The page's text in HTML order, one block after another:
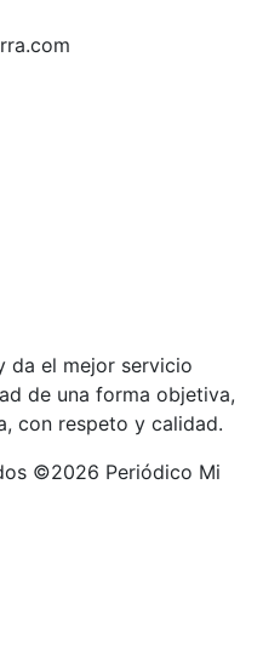
da el mejor servicio
de una forma objetiva,
con respeto y calidad.
©2026 Periódico Mi